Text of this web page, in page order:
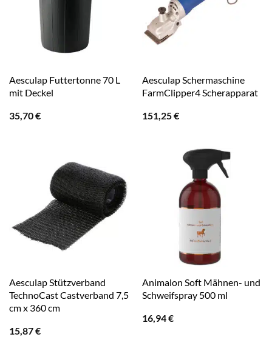
Aesculap Futtertonne 70 L
mit Deckel
35,70€
Aesculap Schermaschine
FarmClipper4 Scherapparat
151,25€
Aesculap Stützverband
TechnoCast Castverband 7,5
cm x 360 cm
15,87€
Animalon Soft Mähnen- und
Schweifspray 500 ml
16,94€